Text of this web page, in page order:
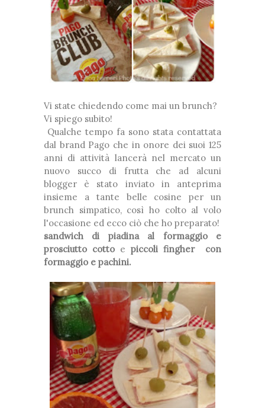
Vi state chiedendo come mai un brunch?
Vi spiego subito!
Qualche tempo fa sono stata contattata
dal brand Pago che in onore dei suoi 125
anni di attività lancerà nel mercato un
nuovo succo di frutta che ad alcuni
blogger è stato inviato in anteprima
insieme a tante belle cosine per un
brunch simpatico, così ho colto al volo
l'occasione ed ecco ciò che ho preparato!
sandwich di piadina al formaggio e
prosciutto cotto e piccoli fingher con
formaggio e pachini.
❆
*
❅
*
❅